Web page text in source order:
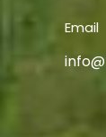
Email